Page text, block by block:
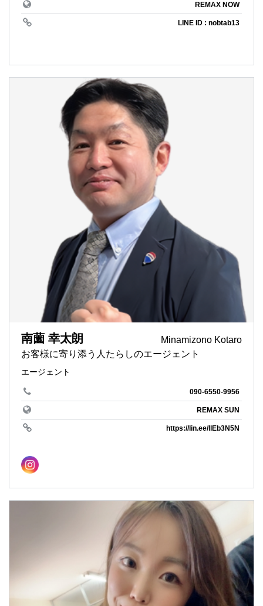
REMAX NOW
LINE ID : nobtab13
南薗 幸太朗
Minamizono Kotaro
お客様に寄り添う人たらしのエージェント
エージェント
090-6550-9956
REMAX SUN
https://lin.ee/llEb3N5N